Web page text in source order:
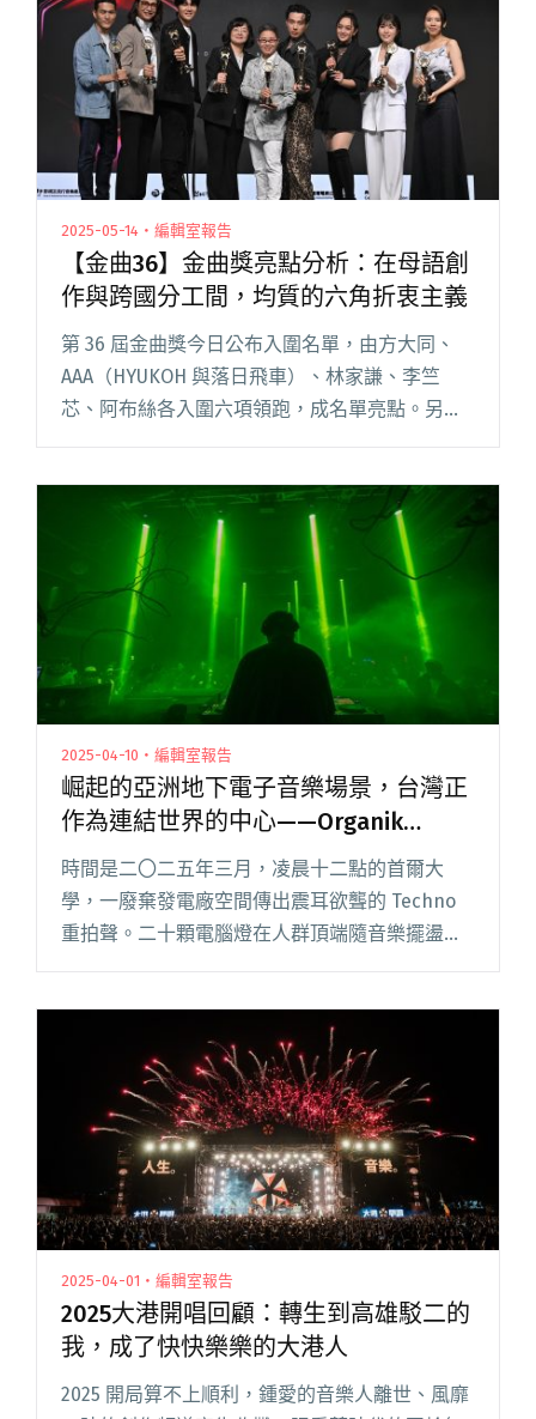
"【金曲36】誰來定義「正確」的台語歌？從入圍
專輯回顧台語流行歌的大年"
2025-05-14・編輯室報告
【金曲36】金曲獎亮點分析：在母語創
作與跨國分工間，均質的六角折衷主義
第 36 屆金曲獎今日公布入圍名單，由方大同、
AAA（HYUKOH 與落日飛車）、林家謙、李竺
芯、阿布絲各入圍六項領跑，成名單亮點。另有
入圍五項的張淦勛、桑布伊、謝銘祐、呂士軒；
君、姑慕．巴紹、閱讀全文 "【金曲36】金曲獎
亮點分析：在母語創作與跨國分工間，均質的六
角折衷主義"
2025-04-10・編輯室報告
崛起的亞洲地下電子音樂場景，台灣正
作為連結世界的中心——Organik
Festival首爾巡演紀實，獨家專訪
Pawnshop團隊
時間是二〇二五年三月，凌晨十二點的首爾大
學，一廢棄發電廠空間傳出震耳欲聾的 Techno
重拍聲。二十顆電腦燈在人群頂端隨音樂擺盪，
時而切成綠光交纏照亮挑高屋頂，時而化作紅光
的黑衣舞客，隨著電子重拍閱讀全文 "崛起的亞
洲地下電子音樂場景，台灣正作為連結世界的中
心——Organik Festival首爾巡演紀實，獨家專訪
Pawnshop團隊"
2025-04-01・編輯室報告
2025大港開唱回顧：轉生到高雄駁二的
我，成了快快樂樂的大港人
2025 開局算不上順利，鍾愛的音樂人離世、風靡